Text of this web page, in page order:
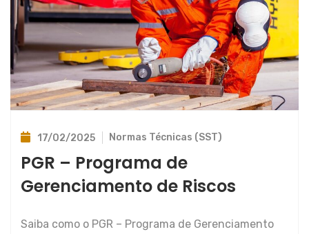
17/02/2025 Normas Técnicas (SST)
PGR – Programa de
Gerenciamento de Riscos
Saiba como o PGR – Programa de Gerenciamento